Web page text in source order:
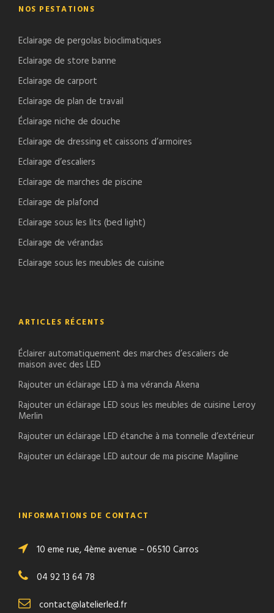
NOS PESTATIONS
Eclairage de pergolas bioclimatiques
Eclairage de store banne
Eclairage de carport
Eclairage de plan de travail
Éclairage niche de douche
Eclairage de dressing et caissons d’armoires
Eclairage d’escaliers
Eclairage de marches de piscine
Eclairage de plafond
Eclairage sous les lits (bed light)
Eclairage de vérandas
Eclairage sous les meubles de cuisine
ARTICLES RÉCENTS
Éclairer automatiquement des marches d’escaliers de
maison avec des LED
Rajouter un éclairage LED à ma véranda Akena
Rajouter un éclairage LED sous les meubles de cuisine Leroy
Merlin
Rajouter un éclairage LED étanche à ma tonnelle d’extérieur
Rajouter un éclairage LED autour de ma piscine Magiline
INFORMATIONS DE CONTACT
10 eme rue, 4ème avenue – 06510 Carros
04 92 13 64 78
contact@latelierled.fr